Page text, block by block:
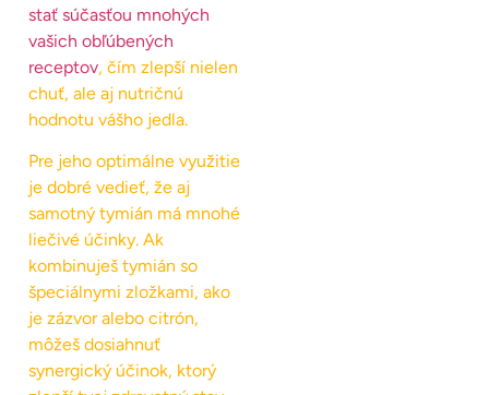
stať súčasťou mnohých
vašich obľúbených
receptov, čím zlepší nielen
chuť, ale aj nutričnú
hodnotu vášho jedla.
Pre jeho optimálne využitie
je dobré vedieť, že aj
samotný tymián má mnohé
liečivé účinky. Ak
kombinuješ tymián so
špeciálnymi zložkami, ako
je zázvor alebo citrón,
môžeš dosiahnuť
synergický účinok, ktorý